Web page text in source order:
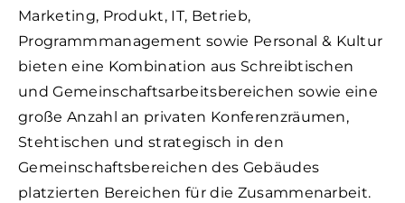
Marketing, Produkt, IT, Betrieb,
Programmmanagement sowie Personal & Kultur
bieten eine Kombination aus Schreibtischen
und Gemeinschaftsarbeitsbereichen sowie eine
große Anzahl an privaten Konferenzräumen,
Stehtischen und strategisch in den
Gemeinschaftsbereichen des Gebäudes
platzierten Bereichen für die Zusammenarbeit.